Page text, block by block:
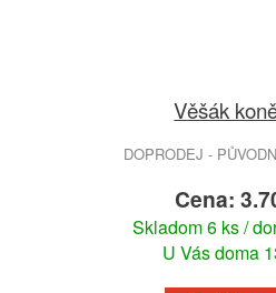
Věšák
DOPRODEJ -
Cena:
Skladom 6 ks /
U Vás doma